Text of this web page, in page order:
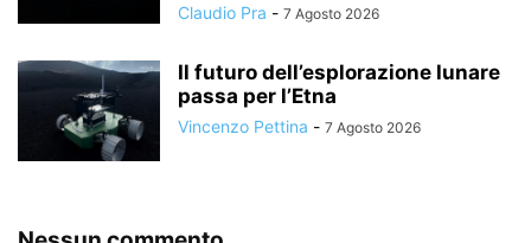
Claudio Pra - 7 Agosto 2026
Il futuro dell’esplorazione lunare
passa per l’Etna
Vincenzo Pettina - 7 Agosto 2026